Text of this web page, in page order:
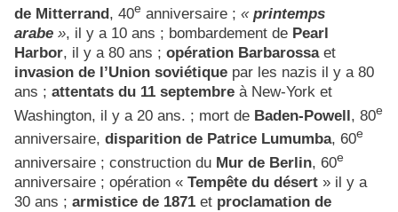
de Mitterrand, 40e anniversaire ; « printemps
arabe », il y a 10 ans ; bombardement de Pearl
Harbor, il y a 80 ans ; opération Barbarossaet
invasion de l’Union soviétique par les nazis il y a 80
ans ; attentats du 11 septembre à New-York et
Washington, il y a 20 ans. ; mort de Baden-Powell, 80e
anniversaire, disparition de Patrice Lumumba, 60e
anniversaire ; construction du Mur de Berlin, 60e
anniversaire ; opération « Tempête du désert » il y a
30 ans ; armistice de 1871 et proclamation de